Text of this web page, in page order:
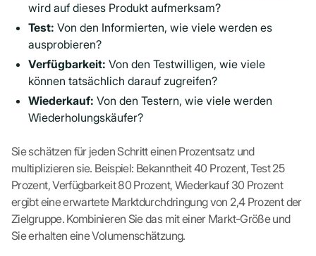
wird auf dieses Produkt aufmerksam?
Test: Von den Informierten, wie viele werden es
ausprobieren?
Verfügbarkeit: Von den Testwilligen, wie viele
können tatsächlich darauf zugreifen?
Wiederkauf: Von den Testern, wie viele werden
Wiederholungskäufer?
Sie schätzen für jeden Schritt einen Prozentsatz und
multiplizieren sie. Beispiel: Bekanntheit 40 Prozent, Test 25
Prozent, Verfügbarkeit 80 Prozent, Wiederkauf 30 Prozent
ergibt eine erwartete Marktdurchdringung von 2,4 Prozent der
Zielgruppe. Kombinieren Sie das mit einer Markt-Größe und
Sie erhalten eine Volumenschätzung.